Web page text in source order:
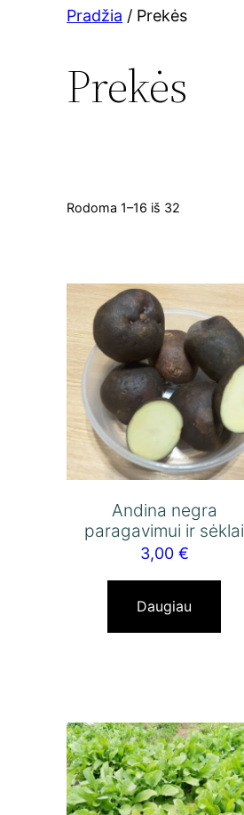
Pradžia / Prekės
Prekės
Rodoma 1–16 iš 32
Andina negra
paragavimui ir sėklai
3,00 €
Daugiau